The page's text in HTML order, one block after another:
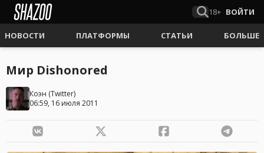
18+ ВОЙТИ
НОВОСТИ ПЛАТФОРМЫ СТАТЬИ БОЛЬШЕ
Мир Dishonored
Коэн (Twitter)
06:59, 16 июля 2011